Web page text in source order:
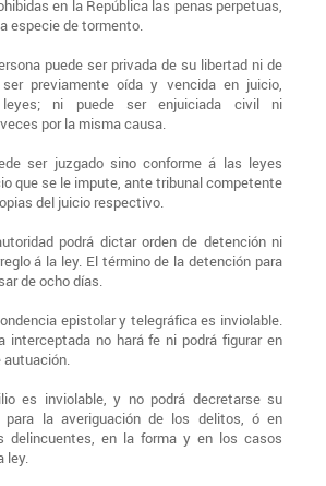
en la República las penas perpetuas,
especie de tormento.
puede ser privada de su libertad ni de
previamente oída y vencida en juicio,
ni puede ser enjuiciada civil ni
por la misma causa.
ser juzgado sino conforme á las leyes
que se le impute, ante tribunal competente
del juicio respectivo.
podrá dictar orden de detención ni
á la ley. El término de la detención para
de ocho días.
epistolar y telegráfica es inviolable.
interceptada no hará fe ni podrá figurar en
autuación.
es inviolable, y no podrá decretarse su
para la averiguación de los delitos, ó en
delincuentes, en la forma y en los casos
ley.